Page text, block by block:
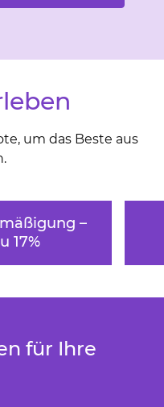
um das Beste aus
–
17%
für Ihre